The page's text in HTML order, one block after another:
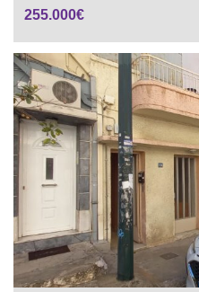
255.000€